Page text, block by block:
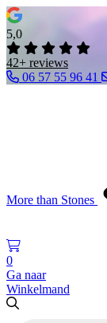
5,0
42+ reviews
06 57 55 96 41
More than Stones
0
Ga naar
Winkelmand